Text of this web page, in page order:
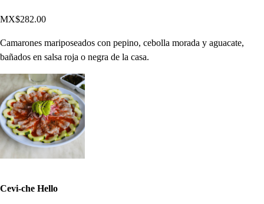
MX$282.00
Camarones mariposeados con pepino, cebolla morada y aguacate,
bañados en salsa roja o negra de la casa.
Cevi-che Hello